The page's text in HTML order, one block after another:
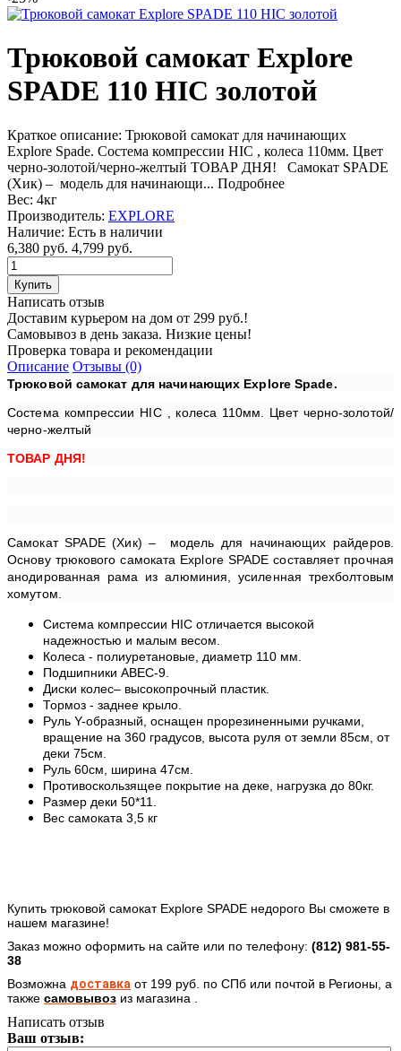
Трюковой самокат Explore
SPADE 110 HIC золотой
Краткое описание: Трюковой самокат для начинающих
Explore Spade. Состема компрессии HIC , колеса 110мм. Цвет
черно-золотой/черно-желтый ТОВАР ДНЯ! Самокат SPADE
(Хик) – модель для начинающи... Подробнее
Вес: 4кг
Производитель: EXPLORE
Наличие: Есть в наличии
6,380 руб. 4,799 руб.
Написать отзыв
Доставим курьером на дом от 299 руб.!
Самовывоз в день заказа. Низкие цены!
Проверка товара и рекомендации
Описание Отзывы (0)
Трюковой самокат для начинающих Explore Spade.
Состема компрессии HIC , колеса 110мм. Цвет черно-золотой/
черно-желтый
ТОВАР ДНЯ!
Самокат SPADE (Хик) – модель для начинающих райдеров.
Основу трюкового самоката Explore SPADE составляет прочная
анодированная рама из алюминия, усиленная трехболтовым
хомутом.
Система компрессии HIC отличается высокой
надежностью и малым весом.
Колеса - полиуретановые, диаметр 110 мм.
Подшипники ABEC-9.
Диски колес– высокопрочный пластик.
Тормоз - заднее крыло.
Руль Y-образный, оснащен прорезиненными ручками,
вращение на 360 градусов, высота руля от земли 85см, от
деки 75см.
Руль 60см, ширина 47см.
Противоскользящее покрытие на деке, нагрузка до 80кг.
Размер деки 50*11.
Вес самоката 3,5 кг
Купить трюковой самокат Explore SPADE недорого Вы сможете в
нашем магазине!
Заказ можно оформить на сайте или по телефону: (812) 981-55-
38
Возможна доставка от 199 руб. по СПб или почтой в Регионы , а
также самовывоз из магазина .
Написать отзыв
Ваш отзыв: